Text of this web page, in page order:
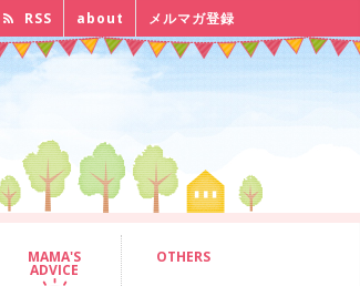
RSS about メルマガ登録
MAMA'S
ADVICE
OTHERS